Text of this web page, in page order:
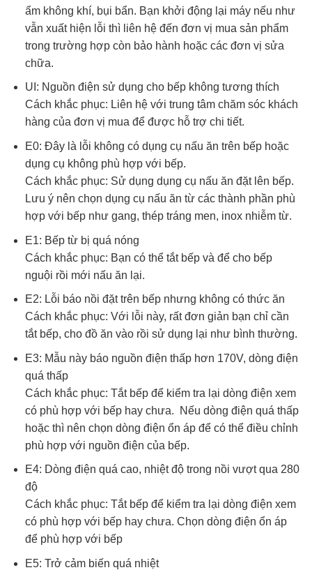
ẩm không khí, bụi bẩn. Bạn khởi động lại máy nếu như
vẫn xuất hiện lỗi thì liên hệ đến đơn vị mua sản phẩm
trong trường hợp còn bảo hành hoặc các đơn vị sửa
chữa.
UI: Nguồn điện sử dụng cho bếp không tương thích
Cách khắc phục: Liên hệ với trung tâm chăm sóc khách
hàng của đơn vị mua để được hỗ trợ chi tiết.
E0: Đây là lỗi không có dụng cụ nấu ăn trên bếp hoặc
dụng cụ không phù hợp với bếp.
Cách khắc phục: Sử dụng dụng cụ nấu ăn đặt lên bếp.
Lưu ý nên chọn dụng cụ nấu ăn từ các thành phần phù
hợp với bếp như gang, thép tráng men, inox nhiễm từ.
E1: Bếp từ bị quá nóng
Cách khắc phục: Bạn có thể tắt bếp và để cho bếp
nguội rồi mới nấu ăn lại.
E2: Lỗi báo nồi đặt trên bếp nhưng không có thức ăn
Cách khắc phục: Với lỗi này, rất đơn giản bạn chỉ cần
tắt bếp, cho đồ ăn vào rồi sử dụng lại như bình thường.
E3: Mẫu này báo nguồn điện thấp hơn 170V, dòng điện
quá thấp
Cách khắc phục: Tắt bếp để kiểm tra lại dòng điện xem
có phù hợp với bếp hay chưa. Nếu dòng điện quá thấp
hoặc thì nên chọn dòng điện ổn áp để có thể điều chỉnh
phù hợp với nguồn điện của bếp.
E4: Dòng điện quá cao, nhiệt độ trong nồi vượt qua 280
độ
Cách khắc phục: Tắt bếp để kiểm tra lại dòng điện xem
có phù hợp với bếp hay chưa. Chọn dòng điện ổn áp
để phù hợp với bếp
E5: Trở cảm biến quá nhiệt